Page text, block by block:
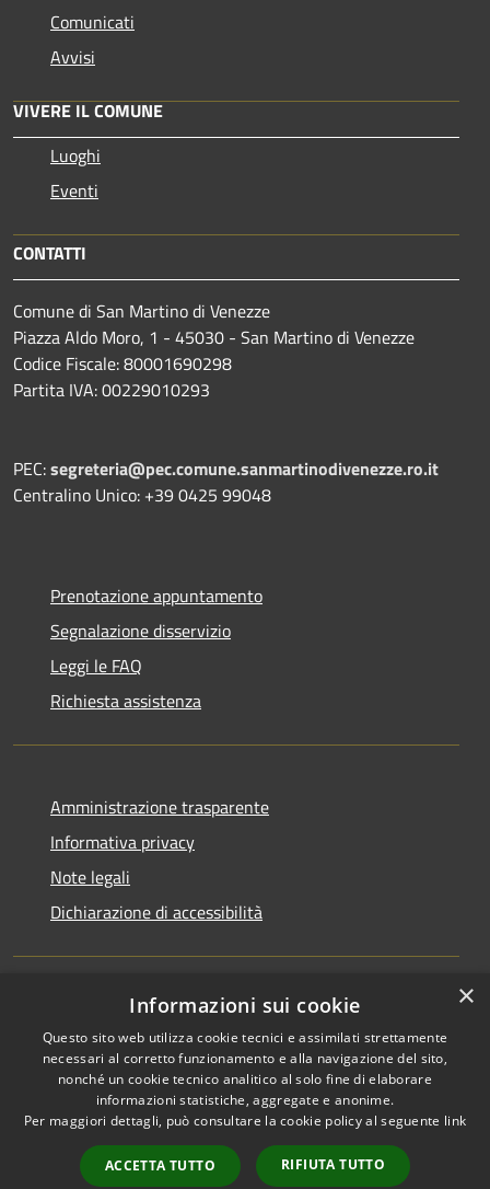
Comunicati
Avvisi
VIVERE IL COMUNE
Luoghi
Eventi
CONTATTI
Comune di San Martino di Venezze
Piazza Aldo Moro, 1 - 45030 - San Martino di Venezze
Codice Fiscale: 80001690298
Partita IVA: 00229010293
PEC:segreteria@pec.comune.sanmartinodivenezze.ro.it
Centralino Unico: +39 0425 99048
Prenotazione appuntamento
Segnalazione disservizio
Leggi le FAQ
Richiesta assistenza
Amministrazione trasparente
Informativa privacy
Note legali
Dichiarazione di accessibilità
Accessibilità
Privacy
Mappa del sito
Cloud Office
San Martino di Venezze •
Powered byMunicipium
Accesso redazione
×
Informazioni sui cookie
Questo sito web utilizza cookie tecnici e assimilati strettamente
necessari al corretto funzionamento e alla navigazione del sito,
nonché un cookie tecnico analitico al solo fine di elaborare
informazioni statistiche, aggregate e anonime.
Per maggiori dettagli, può consultare la cookie policy al seguente link
ACCETTA TUTTO RIFIUTA TUTTO